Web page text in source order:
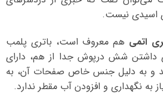
اسیدی نیست.
اتمی هم معروف است، باتری پلمب
شش درپوش جدا از هم، دارای
و به دلیل جنس خاص صفحات آن، به
به نگهداری و افزودن آب مقطر ندارد.